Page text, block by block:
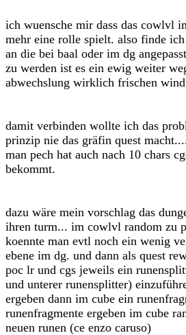
ich wuensche mir dass das cowlvl
mehr eine rolle spielt. also finde
an die bei baal oder im dg
zu werden ist es ein ewig weiter
abwechslung wirklich frischen
damit verbinden wollte ich das
prinzip nie das gräfin quest
man pech hat auch nach 10 chars
bekommt.
dazu wäre mein vorschlag das
ihren turm... im cowlvl random zu
koennte man evtl noch ein wenig
ebene im dg. und dann als quest
poc lr und cgs jeweils ein
und unterer runensplitter)
ergeben dann im cube ein
runenfragmente ergeben im cube
neuen runen (ce enzo caruso)